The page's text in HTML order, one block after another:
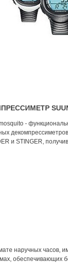
-
и STINGER,
наручных часов,
обеспечивающих